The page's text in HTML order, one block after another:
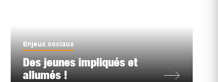
Enjeux sociaux
Des jeunes impliqués et
allumés !